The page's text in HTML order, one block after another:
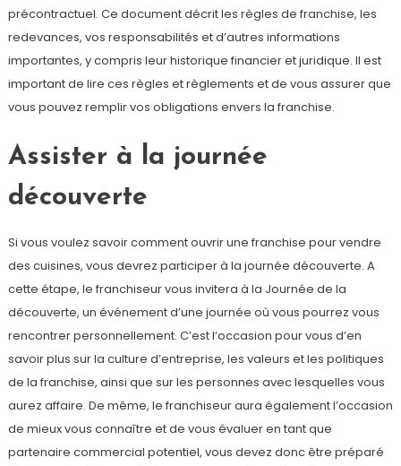
précontractuel. Ce document décrit les règles de franchise, les
redevances, vos responsabilités et d’autres informations
importantes, y compris leur historique financier et juridique. Il est
important de lire ces règles et règlements et de vous assurer que
vous pouvez remplir vos obligations envers la franchise.
Assister à la journée
découverte
Si vous voulez savoir comment ouvrir une franchise pour vendre
des cuisines, vous devrez participer à la journée découverte. A
cette étape, le franchiseur vous invitera à la Journée de la
découverte, un événement d’une journée où vous pourrez vous
rencontrer personnellement. C’est l’occasion pour vous d’en
savoir plus sur la culture d’entreprise, les valeurs et les politiques
de la franchise, ainsi que sur les personnes avec lesquelles vous
aurez affaire. De même, le franchiseur aura également l’occasion
de mieux vous connaître et de vous évaluer en tant que
partenaire commercial potentiel, vous devez donc être préparé